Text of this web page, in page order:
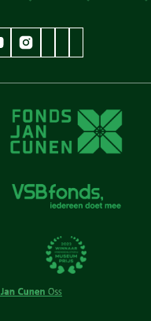
Jan Cunen
Jan Cunen
Jan Cunen
Museum Jan Cunen
Museum Jan Cunen
instagram Museum